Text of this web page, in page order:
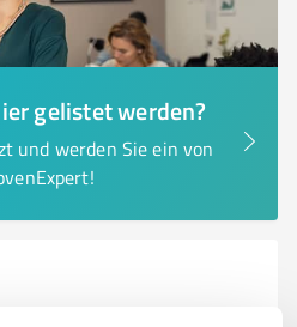
gelistet werden?
und werden Sie ein von